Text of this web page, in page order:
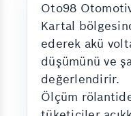
Oto98
Kartal
ederek akü
düşümünü ve
değerlendirir.
Ölçüm